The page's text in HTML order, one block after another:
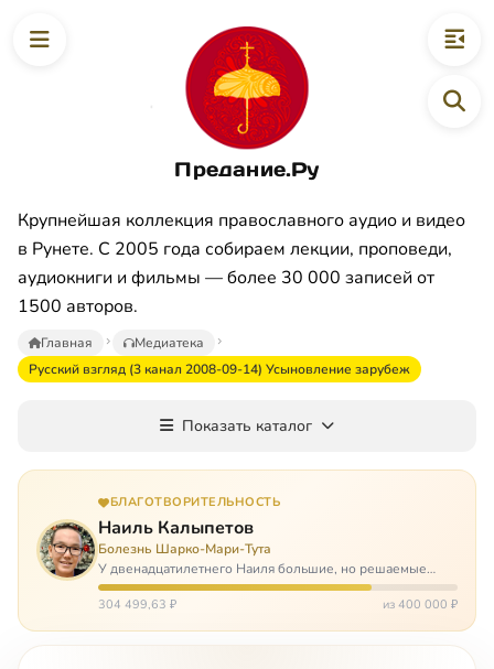
Предание.Ру
Крупнейшая коллекция православного аудио и видео
в Рунете. С 2005 года собираем лекции, проповеди,
аудиокниги и фильмы — более 30 000 записей от
1500 авторов.
Главная
Медиатека
Русский взгляд (3 канал 2008-09-14) Усыновление зарубеж
Показать каталог
БЛАГОТВОРИТЕЛЬНОСТЬ
Наиль Калыпетов
Болезнь Шарко-Мари-Тута
У двенадцатилетнего Наиля большие, но решаемые
проблемы. Он болен редкой болезнью, которая ставит
перед ним множество непростых задача, угрожая в
304 499,63 ₽ из 400 000 ₽